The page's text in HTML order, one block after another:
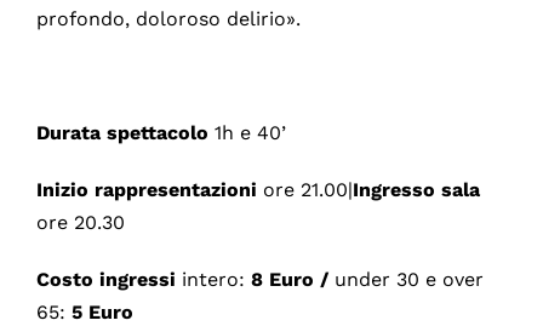
profondo, doloroso delirio».
Durata spettacolo 1h e 40’
Inizio rappresentazioni ore 21.00|Ingresso sala
ore 20.30
Costo ingressi intero: 8 Euro / under 30 e over
65: 5 Euro